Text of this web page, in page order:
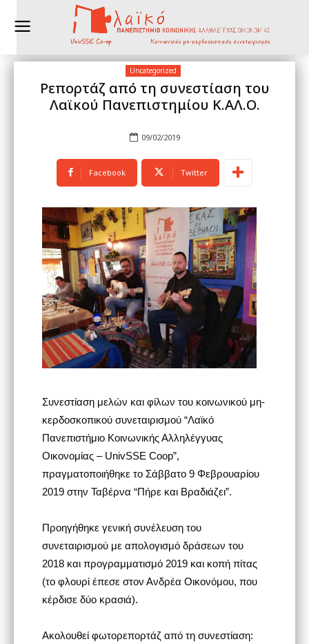
Uncategorized
Ρεπορτάζ από τη συνεστίαση του
Λαϊκού Πανεπιστημίου Κ.ΑΛ.Ο.
09/02/2019
Facebook Twitter
Συνεστίαση μελών και φίλων του κοινωνικού μη-
κερδοσκοπικού συνεταιρισμού “Λαϊκό
Πανεπιστήμιο Κοινωνικής Αλληλέγγυας
Οικονομίας – UnivSSE Coop”,
πραγματοποιήθηκε το Σάββατο 9 Φεβρουαρίου
2019 στην Ταβέρνα “Πήρε και Βραδιάζει”.
Προηγήθηκε γενική συνέλευση του
συνεταιρισμού με απολογισμό δράσεων του
2018 και προγραμματισμό 2019 και κοπή πίτας
(το φλουρί έπεσε στον Ανδρέα Οικονόμου, που
κέρδισε δύο κρασιά).
Ακολουθεί φωτορεπορτάζ από τη συνεστίαση: